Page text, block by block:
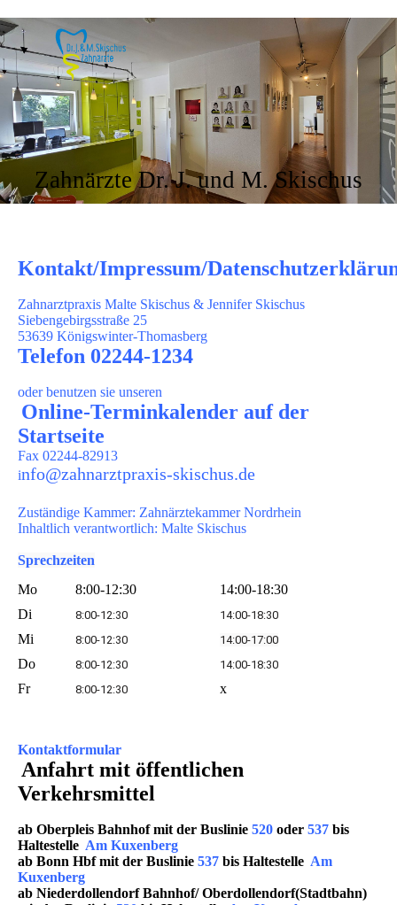
Zahnärzte Dr. J. und M. Skischus
Kontakt/Impressum/
Zahnarztpraxis Malte Skischus & Jennifer Skischus
Siebengebirgsstraße 25
53639 Königswinter-Thomasberg
Telefon 02244-1234
oder benutzen sie unseren
Online-Terminkalender auf der
Startseite
Fax 02244-82913
info@zahnarztpraxis-skischus.de
Zuständige Kammer: Zahnärztekammer Nordrhein
Inhaltlich verantwortlich: Malte Skischus
Sprechzeiten
Mo
8:00-12:30
14:00-18:30
Di
8:00-12:30 14:00-18:30
Mi 8:00-12:30 14:00-17:00
Do 8:00-12:30 14:00-18:30
Fr 8:00-12:30 x
Kontaktformular
Anfahrt mit öffentlichen
Verkehrsmittel
ab Oberpleis Bahnhof mit der Buslinie 520 oder 537 bis
Haltestelle Am Kuxenberg
ab Bonn Hbf mit der Buslinie 537 bis Haltestelle Am
Kuxenberg
ab Niederdollendorf Bahnhof/ Oberdollendorf(Stadtbahn)